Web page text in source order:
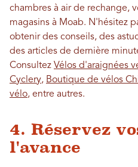
chambres à air de rechange,
magasins à Moab. N'hésitez
obtenir des conseils, des
des articles de dernière
Consultez Vélos d'araignées
Cyclery, Boutique de vélos
vélo, entre autres.
4. Réservez
l'avance